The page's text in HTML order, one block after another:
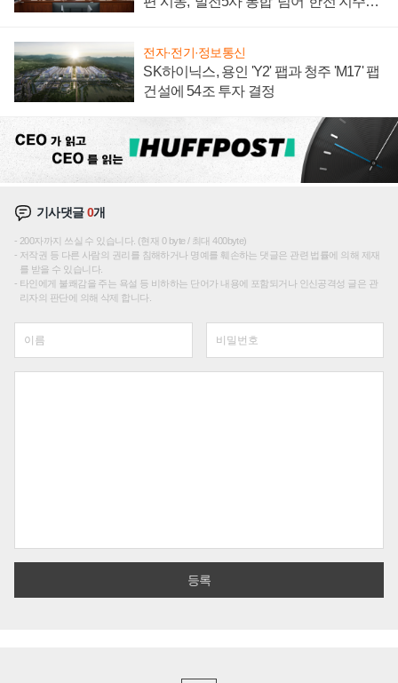
전자·전기·정보통신
SK하이닉스, 용인 'Y2' 팹과 청주 'M17' 팹
건설에 54조 투자 결정
기사댓글0개
200자까지 쓰실 수 있습니다. (현재 0 byte / 최대 400byte)
저작권 등 다른 사람의 권리를 침해하거나 명예를 훼손하는 댓글은 관련 법률에 의해 제재
를 받을 수 있습니다.
타인에게 불쾌감을 주는 욕설 등 비하하는 단어가 내용에 포함되거나 인신공격성 글은 관
리자의 판단에 의해 삭제 합니다.